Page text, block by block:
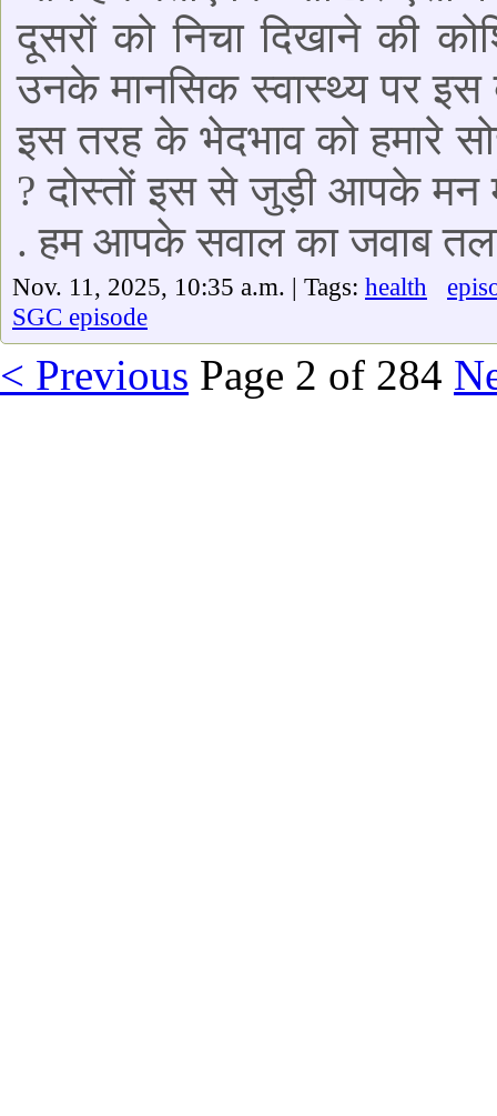
दूसरों को निचा दिखाने की
उनके मानसिक स्वास्थ्य पर
इस तरह के भेदभाव को हमारे
? दोस्तों इस से जुड़ी आपके मन
. हम आपके सवाल का जवाब
Nov. 11, 2025, 10:35 a.m. | Tags: health
SGC episode
< Previous Page 2 of 284